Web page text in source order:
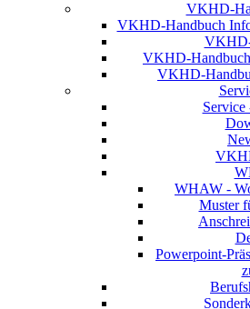
VKHD-
VKHD-Handbuch
VKHD-
VKHD-
WHAW -
Muster
Powerpoint-